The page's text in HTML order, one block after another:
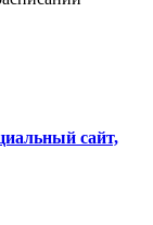
сайт,